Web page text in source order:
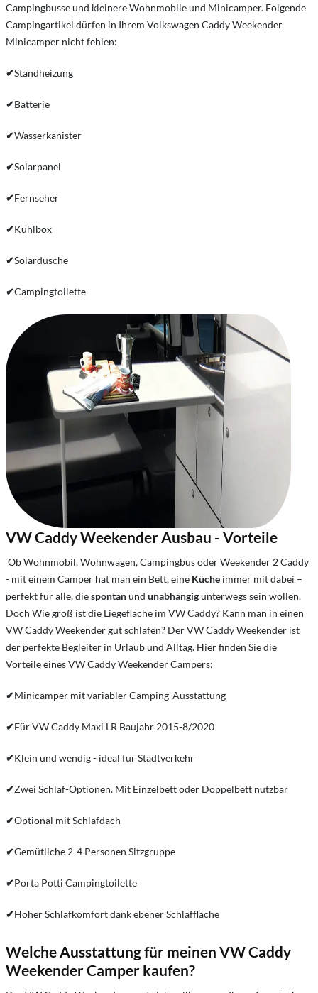
Campingbusse und kleinere Wohnmobile und Minicamper. Folgende
Campingartikel dürfen in Ihrem Volkswagen Caddy Weekender
Minicamper nicht fehlen:
✔Standheizung
✔Batterie
✔Wasserkanister
✔Solarpanel
✔Fernseher
✔Kühlbox
✔Solardusche
✔Campingtoilette
VW Caddy Weekender Ausbau - Vorteile
Ob Wohnmobil, Wohnwagen, Campingbus oder Weekender 2 Caddy
- mit einem Camper hat man ein Bett, eine Küche immer mit dabei –
perfekt für alle, diespontanund unabhängigunterwegs sein wollen.
Doch Wie groß ist die Liegefläche im VW Caddy? Kann man in einen
VW Caddy Weekender gut schlafen? Der VW Caddy Weekender ist
der perfekte Begleiter in Urlaub und Alltag. Hier finden Sie die
Vorteile eines VW Caddy Weekender Campers:
✔Minicamper mit variabler Camping-Ausstattung
✔Für VW Caddy Maxi LR Baujahr 2015-8/2020
✔Klein und wendig - ideal für Stadtverkehr
✔Zwei Schlaf-Optionen. Mit Einzelbett oder Doppelbett nutzbar
✔Optional mit Schlafdach
✔Gemütliche 2-4 Personen Sitzgruppe
✔Porta Potti Campingtoilette
✔Hoher Schlafkomfort dank ebener Schlaffläche
Welche Ausstattung für meinen VW Caddy
Weekender Camper kaufen?